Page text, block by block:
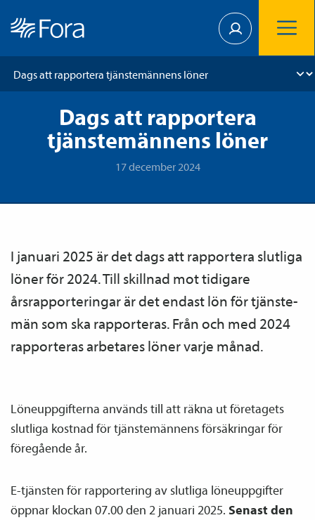
Dags att rapportera
tjänstemännens löner
17 december 2024
I januari 2025 är det dags att rapportera slutliga
löner för 2024. Till skillnad mot tidigare
årsrapporteringar är det endast lön för tjänste­
män som ska rapporteras. Från och med 2024
rapporteras arbetares löner varje månad.
Löneuppgifterna används till att räkna ut företagets
slutliga kostnad för tjänste­männens försäkringar för
föregående år.
E-tjänsten för rapportering av slutliga löneuppgifter
öppnar klockan 07.00 den 2 januari 2025. Senast den